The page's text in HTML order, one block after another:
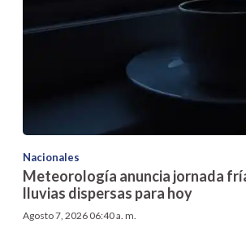
Nacionales
Meteorología anuncia jornada
lluvias dispersas para hoy
Agosto 7, 2026 06:40 a. m.